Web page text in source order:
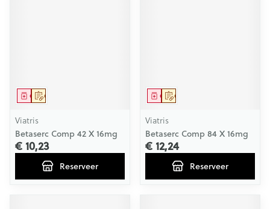
Op voorschrift
Geneesmiddel
Viatris
Betaserc Comp 42 X 16mg
€ 10,23
Reserveer
Op voorschrift
Geneesmiddel
Viatris
Betaserc Comp 84 X 16mg
€ 12,24
Reserveer